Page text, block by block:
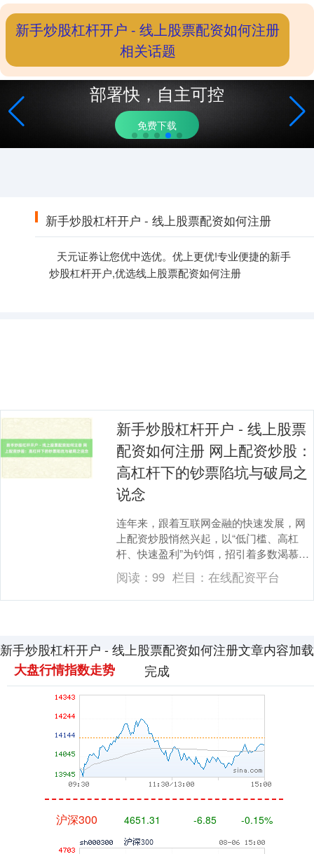
部署快，自主可控
免费下载
新手炒股杠杆开户 - 线上股票配资如何注册
天元证券让您优中选优。优上更优!专业便捷的新手
炒股杠杆开户,优选线上股票配资如何注册
新手炒股杠杆开户 - 线上股票配资如何注册
相关话题
新手炒股杠杆开户 - 线上股票
配资如何注册 网上配资炒股：
高杠杆下的钞票陷坑与破局之
说念
连年来，跟着互联网金融的快速发展，网
上配资炒股悄然兴起，以“低门槛、高杠
杆、快速盈利”为钓饵，招引着多数渴慕整
夜暴富的投资者。联系词，在高杠杆的放
大效应下，钞票....
阅读：99 栏目： 在线配资平台
新手炒股杠杆开户 - 线上股票配资如何注册文章内容加载
完成
大盘行情指数走势
3900.35
深证成指 14110.12 -34.08 -0.24%